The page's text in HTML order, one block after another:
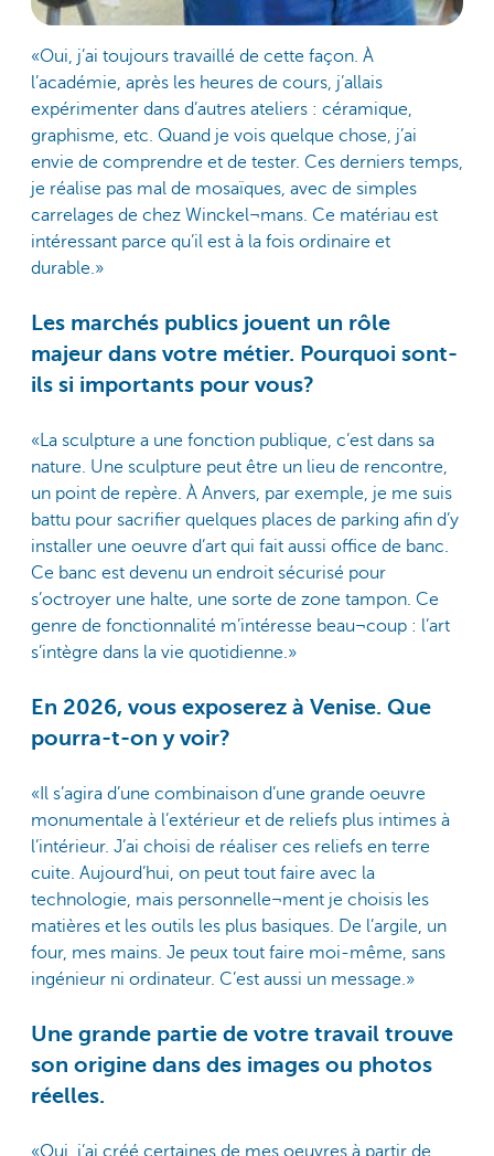
«Oui, j’ai toujours travaillé de cette façon. À
l’académie, après les heures de cours, j’allais
expérimenter dans d’autres ateliers : céramique,
graphisme, etc. Quand je vois quelque chose, j’ai
envie de comprendre et de tester. Ces derniers temps,
je réalise pas mal de mosaïques, avec de simples
carrelages de chez Winckel¬mans. Ce matériau est
intéressant parce qu’il est à la fois ordinaire et
durable.»
Les marchés publics jouent un rôle
majeur dans votre métier. Pourquoi sont-
ils si importants pour vous?
«La sculpture a une fonction publique, c’est dans sa
nature. Une sculpture peut être un lieu de rencontre,
un point de repère. À Anvers, par exemple, je me suis
battu pour sacrifier quelques places de parking afin d’y
installer une oeuvre d’art qui fait aussi office de banc.
Ce banc est devenu un endroit sécurisé pour
s’octroyer une halte, une sorte de zone tampon. Ce
genre de fonctionnalité m’intéresse beau¬coup : l’art
s’intègre dans la vie quotidienne.»
En 2026, vous exposerez à Venise. Que
pourra-t-on y voir?
«Il s’agira d’une combinaison d’une grande oeuvre
monumentale à l’extérieur et de reliefs plus intimes à
l’intérieur. J’ai choisi de réaliser ces reliefs en terre
cuite. Aujourd’hui, on peut tout faire avec la
technologie, mais personnelle¬ment je choisis les
matières et les outils les plus basiques. De l’argile, un
four, mes mains. Je peux tout faire moi-même, sans
ingénieur ni ordinateur. C’est aussi un message.»
Une grande partie de votre travail trouve
son origine dans des images ou photos
réelles.
«Oui, j’ai créé certaines de mes oeuvres à partir de